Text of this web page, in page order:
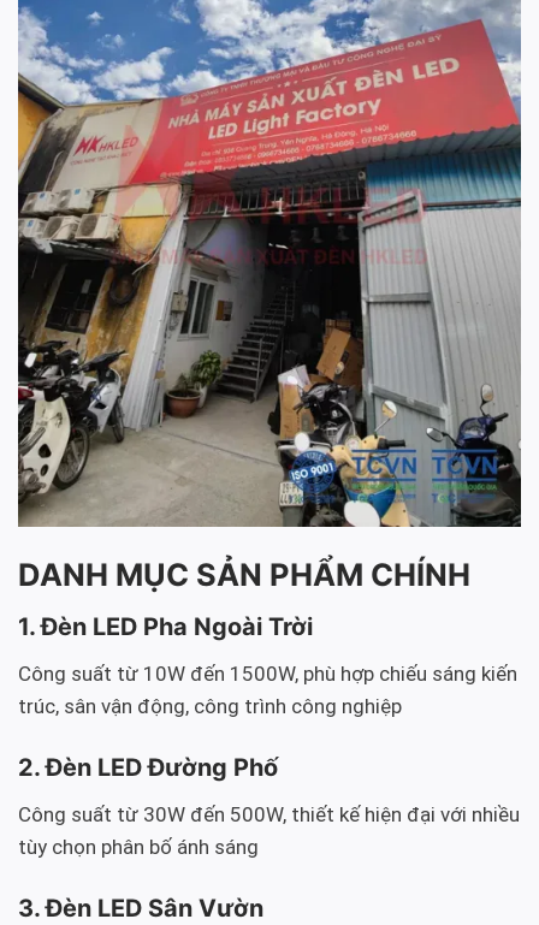
DANH MỤC SẢN PHẨM CHÍNH
1. Đèn LED Pha Ngoài Trời
Công suất từ 10W đến 1500W, phù hợp chiếu sáng kiến
trúc, sân vận động, công trình công nghiệp
2. Đèn LED Đường Phố
Công suất từ 30W đến 500W, thiết kế hiện đại với nhiều
tùy chọn phân bố ánh sáng
3. Đèn LED Sân Vườn